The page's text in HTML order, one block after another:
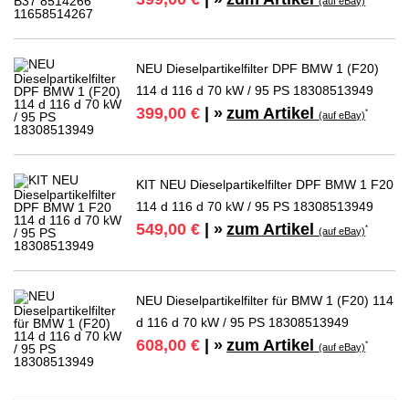
NEU Dieselpartikelfilter DPF BMW 1 (F20)
114 d 116 d 70 kW / 95 PS 18308513949
399,00 € | » zum Artikel(auf eBay)*
KIT NEU Dieselpartikelfilter DPF BMW 1 F20
114 d 116 d 70 kW / 95 PS 18308513949
549,00 € | » zum Artikel(auf eBay)*
NEU Dieselpartikelfilter für BMW 1 (F20) 114
d 116 d 70 kW / 95 PS 18308513949
608,00 € | » zum Artikel(auf eBay)*